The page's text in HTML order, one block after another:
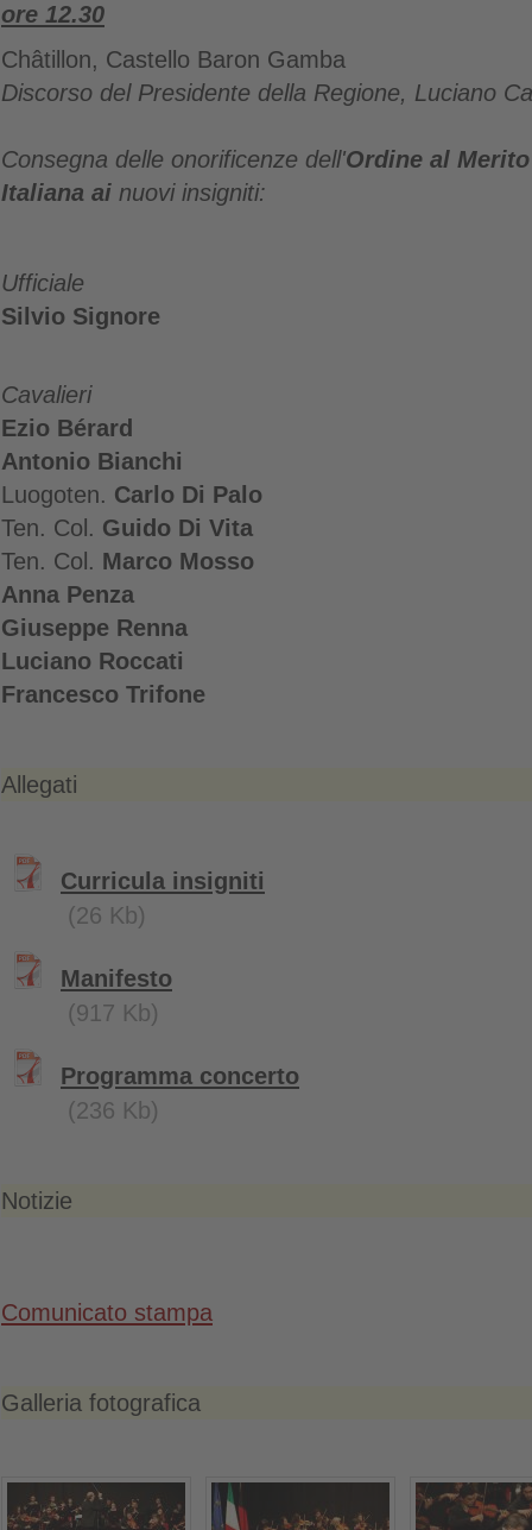
ore 12.30
Châtillon, Castello Baron Gamba
Discorso del Presidente della Regione, Luciano
Consegna delle onorificenze dell'Ordine al
Italiana ai nuovi insigniti:
Ufficiale
Silvio Signore
Cavalieri
Ezio Bérard
Antonio Bianchi
Luogoten. Carlo Di Palo
Ten. Col. Guido Di Vita
Ten. Col. Marco Mosso
Anna Penza
Giuseppe Renna
Luciano Roccati
Francesco Trifone
Allegati
Curricula insigniti
(26 Kb)
Manifesto
(917 Kb)
Programma concerto
(236 Kb)
Notizie
Comunicato stampa
Galleria fotografica